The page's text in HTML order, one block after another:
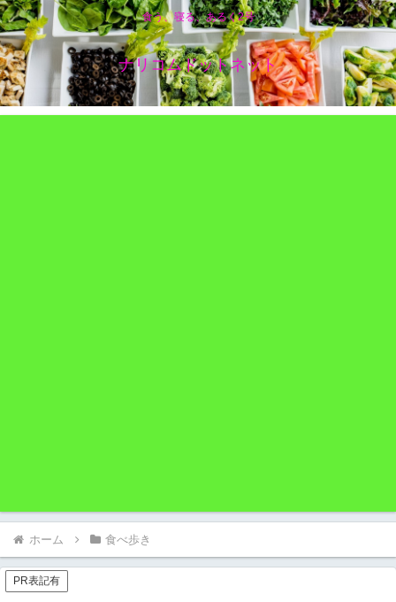
食う、寝る、あるく2号
ナリコムドットネット
ホーム 食べ歩き
PR表記有